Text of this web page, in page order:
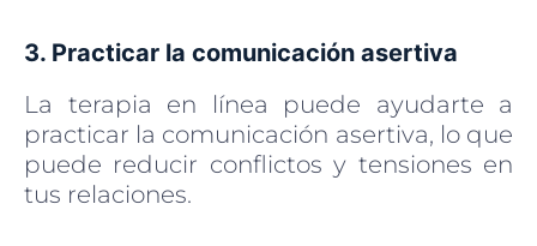
3. Practicar la comunicación asertiva
La terapia en línea puede ayudarte a
practicar la comunicación asertiva, lo que
puede reducir conflictos y tensiones en
tus relaciones.